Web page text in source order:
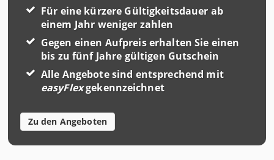
Für eine kürzere Gültigkeitsdauer ab
einem Jahr weniger zahlen
Gegen einen Aufpreis erhalten Sie einen
bis zu fünf Jahre gültigen Gutschein
Alle Angebote sind entsprechend mit
easyFlexgekennzeichnet
Zu den Angeboten